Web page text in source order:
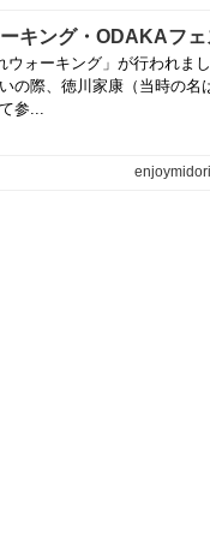
ウォーキング」が行われま
の際、徳川家康（当時の名
参...